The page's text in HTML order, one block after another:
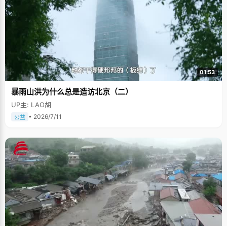
01:53
暴雨山洪为什么总是造访北京（二）
UP主: LAO胡
公益 • 2026/7/11